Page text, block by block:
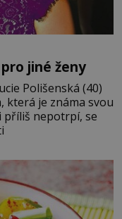
jiné ženy
Polišenská (40)
která je známa svou
příliš nepotrpí, se